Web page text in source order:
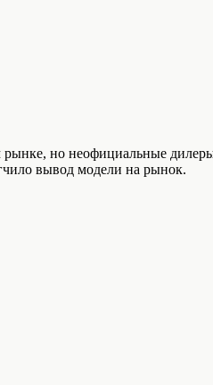
но неофициальные
вывод модели на рынок.